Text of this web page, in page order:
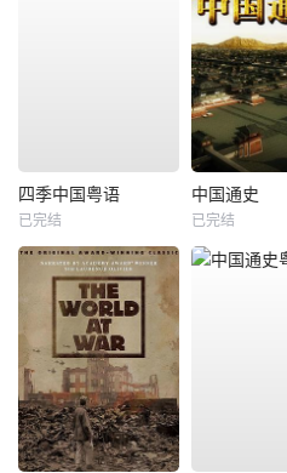
四季中国粤语
已完结
中国通史
已完结